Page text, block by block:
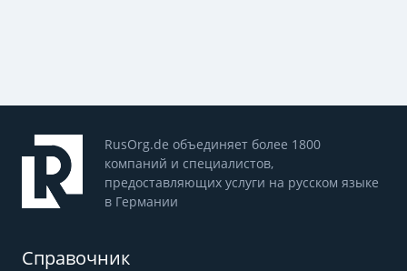
RusOrg.de объединяет более 1800
компаний и специалистов,
предоставляющих услуги на русском языке
в Германии
Справочник